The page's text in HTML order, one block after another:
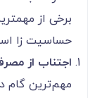
برخی از
حساسیت زا
اجتناب از
مهم‌ترین گام